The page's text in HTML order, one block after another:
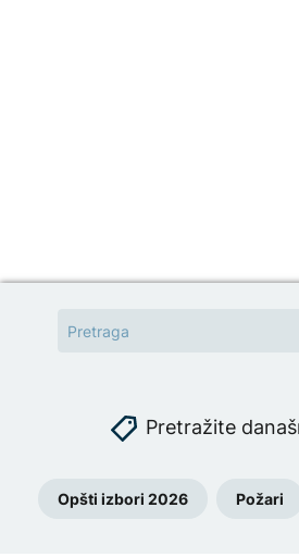
Pretražite
Opšti izbori 2026 Požari